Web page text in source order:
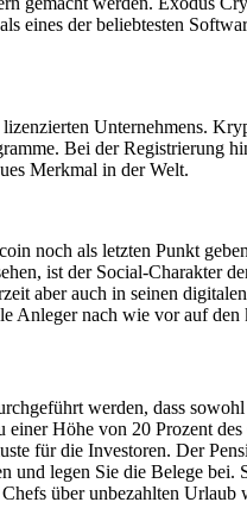
eines der beliebtesten
Unternehmens.
Bei der Registrierung
Merkmal in der Welt.
noch als letzten Punkt
ist der Social-
aber auch in seinen
Anleger nach wie vor auf den
werden, dass
Höhe von 20 Prozent
für die Investoren. Der
legen Sie die Belege
über unbezahlten